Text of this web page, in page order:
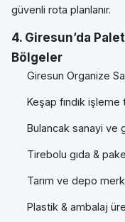
güvenli rota planlanır.
4. Giresun’da
Bölgeler
Giresun Organize
Keşap fındık işleme
Bulancak sanayi ve
Tirebolu gıda &
Tarım ve depo
Plastik & ambalaj